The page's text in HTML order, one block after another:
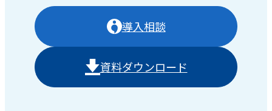
導入相談
資料ダウンロード